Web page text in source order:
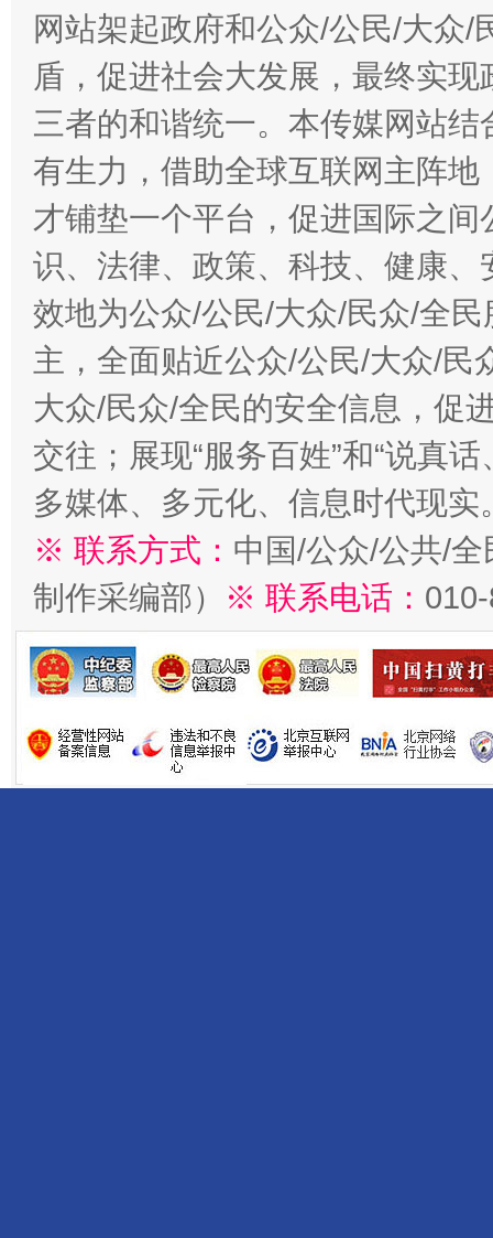
网站架起政府和公众/公民/大众
盾，促进社会大发展，最终实
三者的和谐统一。本传媒网站
有生力，借助全球互联网主阵
才铺垫一个平台，促进国际之
识、法律、政策、科技、健康
效地为公众/公民/大众/民众/全
主，全面贴近公众/公民/大众/民
大众/民众/全民的安全信息，促
交往；展现“服务百姓”和“说真
多媒体、多元化、信息时代现实
※ 联系方式： 中国/公众/公共/
制作采编部）
※ 联系电话：